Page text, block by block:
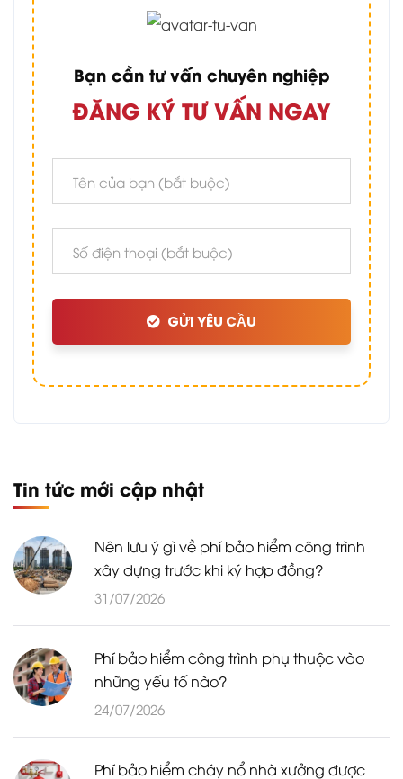
Bạn cần tư vấn chuyên nghiệp
ĐĂNG KÝ TƯ VẤN NGAY
GỬI YÊU CẦU
Tin tức mới cập nhật
Nên lưu ý gì về phí bảo hiểm công trình
xây dựng trước khi ký hợp đồng?
31/07/2026
Phí bảo hiểm công trình phụ thuộc vào
những yếu tố nào?
24/07/2026
Phí bảo hiểm cháy nổ nhà xưởng được